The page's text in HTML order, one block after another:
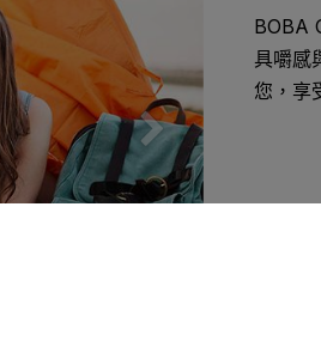
Next
BOBA
具嚼感
您，享